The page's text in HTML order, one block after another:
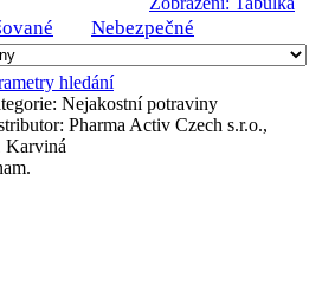
Nebezpečné
hledání
Nejakostní potraviny
Pharma Activ Czech s.r.o.,
Karviná